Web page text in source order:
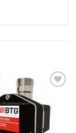
Thêm vào
SP ưa thích